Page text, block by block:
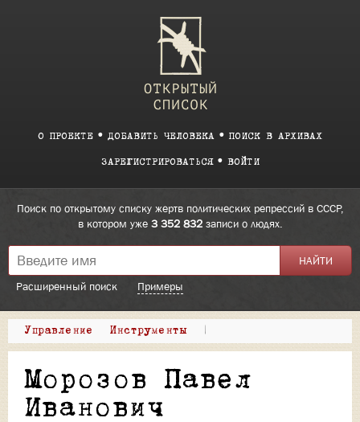
О ПРОЕКТЕ ДОБАВИТЬ ЧЕЛОВЕКА ПОИСК В АРХИВАХ
ЗАРЕГИСТРИРОВАТЬСЯ ВОЙТИ
Поиск по открытому списку жертв политических репрессий в СССР,
в котором уже 3 352 832записи о людях.
Расширенный поиск Примеры
Управление Инструменты |
Морозов Павел
Иванович